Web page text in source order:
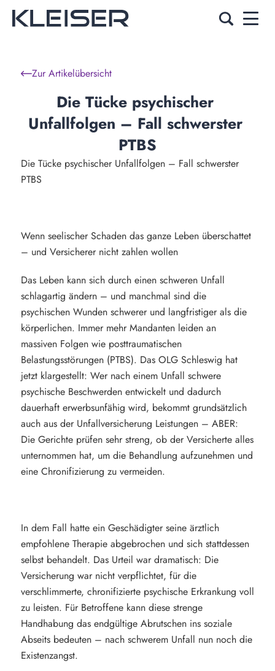
Zur Artikelübersicht
Die Tücke psychischer
Unfallfolgen – Fall schwerster
PTBS
Die Tücke psychischer Unfallfolgen – Fall schwerster
PTBS
Wenn seelischer Schaden das ganze Leben überschattet
– und Versicherer nicht zahlen wollen
Das Leben kann sich durch einen schweren Unfall
schlagartig ändern – und manchmal sind die
psychischen Wunden schwerer und langfristiger als die
körperlichen. Immer mehr Mandanten leiden an
massiven Folgen wie posttraumatischen
Belastungsstörungen (PTBS). Das OLG Schleswig hat
jetzt klargestellt: Wer nach einem Unfall schwere
psychische Beschwerden entwickelt und dadurch
dauerhaft erwerbsunfähig wird, bekommt grundsätzlich
auch aus der Unfallversicherung Leistungen – ABER:
Die Gerichte prüfen sehr streng, ob der Versicherte alles
unternommen hat, um die Behandlung aufzunehmen und
eine Chronifizierung zu vermeiden.
In dem Fall hatte ein Geschädigter seine ärztlich
empfohlene Therapie abgebrochen und sich stattdessen
selbst behandelt. Das Urteil war dramatisch: Die
Versicherung war nicht verpflichtet, für die
verschlimmerte, chronifizierte psychische Erkrankung voll
zu leisten. Für Betroffene kann diese strenge
Handhabung das endgültige Abrutschen ins soziale
Abseits bedeuten – nach schwerem Unfall nun noch die
Existenzangst.